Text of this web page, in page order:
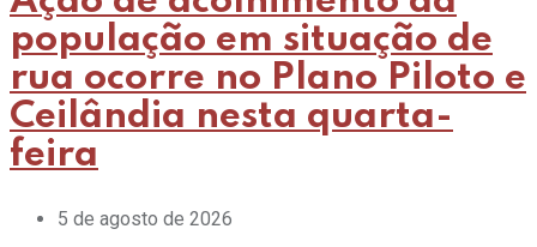
população em situação de
rua ocorre no Plano Piloto e
Ceilândia nesta quarta-
feira
5 de agosto de 2026